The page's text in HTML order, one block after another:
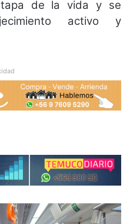
de la vida y se
activo y